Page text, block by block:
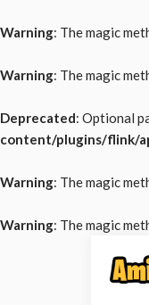
Warning: The magic
Warning: The magic
Deprecated: Optional
content/plugins/flink/
Warning: The magic
Warning: The magic